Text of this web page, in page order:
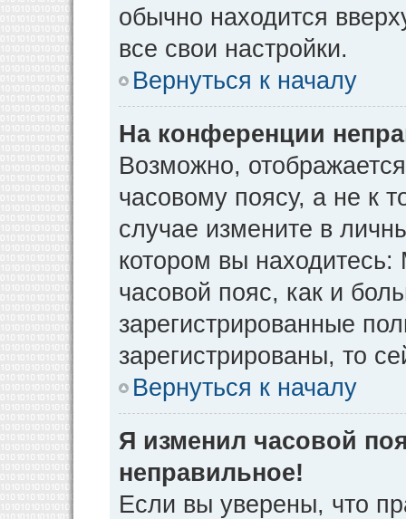
обычно находится
все свои настройки.
Вернуться к началу
На конференции
Возможно,
часовому поясу, а не к
случае измените в
котором вы находитесь:
часовой пояс, как и
зарегистрированные
зарегистрированы, то
Вернуться к началу
Я изменил часовой
неправильное!
Если вы уверены, что